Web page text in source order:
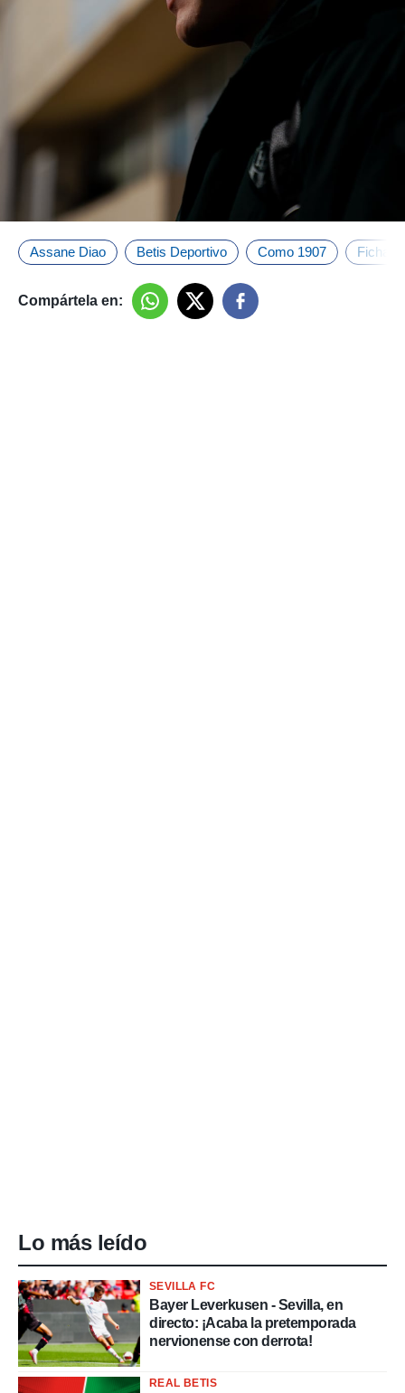
Assane Diao Betis Deportivo Como 1907
Compártela en:
Lo más leído
SEVILLA FC
Bayer Leverkusen - Sevilla, en
directo: ¡Acaba la pretemporada
nervionense con derrota!
REAL BETIS